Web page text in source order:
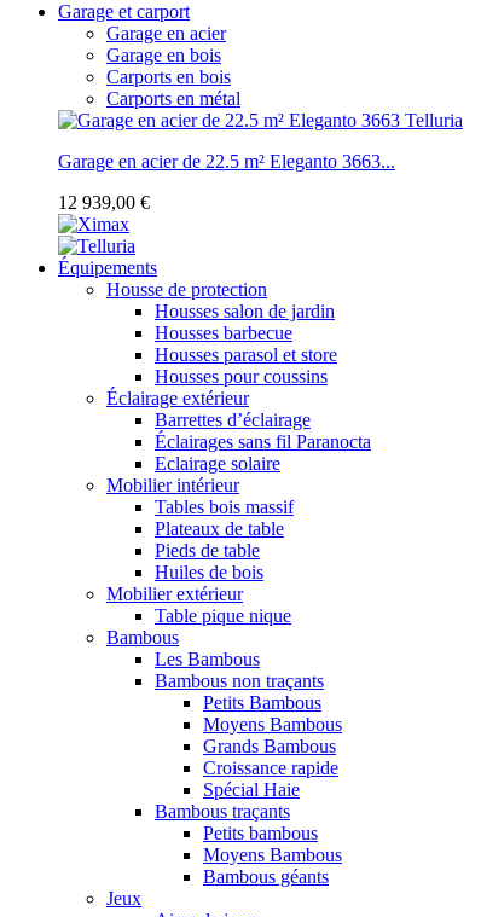
Garage et carport
Garage en acier
Garage en bois
Carports en bois
Carports en métal
Garage en acier de 22.5 m² Eleganto 3663...
12 939,00 €
Équipements
Housse de protection
Housses salon de jardin
Housses barbecue
Housses parasol et store
Housses pour coussins
Éclairage extérieur
Barrettes d’éclairage
Éclairages sans fil Paranocta
Eclairage solaire
Mobilier intérieur
Tables bois massif
Plateaux de table
Pieds de table
Huiles de bois
Mobilier extérieur
Table pique nique
Bambous
Les Bambous
Bambous non traçants
Petits Bambous
Moyens Bambous
Grands Bambous
Croissance rapide
Spécial Haie
Bambous traçants
Petits bambous
Moyens Bambous
Bambous géants
Jeux